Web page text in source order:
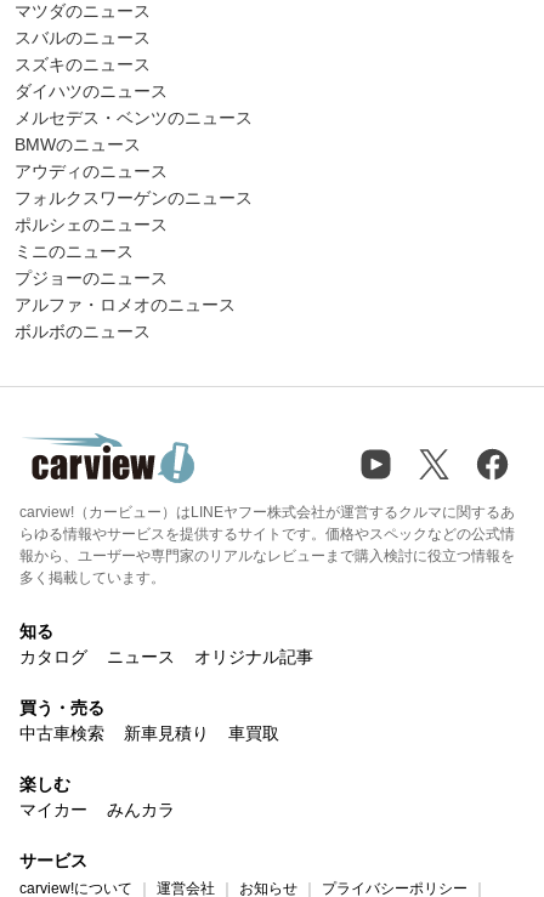
マツダのニュース
スバルのニュース
スズキのニュース
ダイハツのニュース
メルセデス・ベンツのニュース
BMWのニュース
アウディのニュース
フォルクスワーゲンのニュース
ポルシェのニュース
ミニのニュース
プジョーのニュース
アルファ・ロメオのニュース
ボルボのニュース
carview!（カービュー）はLINEヤフー株式会社が運営するクルマに関するあ
らゆる情報やサービスを提供するサイトです。価格やスペックなどの公式情
報から、ユーザーや専門家のリアルなレビューまで購入検討に役立つ情報を
多く掲載しています。
知る
カタログ
ニュース オリジナル記事
買う・売る
中古車検索
新車見積り 車買取
楽しむ
マイカー
みんカラ
サービス
carview!について 運営会社 お知らせ プライバシーポリシー